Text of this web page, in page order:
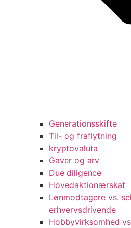
Generationsskifte
Til- og fraflytning
kryptovaluta
Gaver og arv
Due diligence
Hovedaktionærskat
Lønmodtagere vs.
erhvervsdrivende
Hobbyvirksomhed